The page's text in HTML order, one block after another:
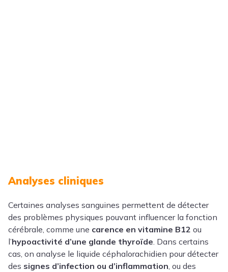
Analyses cliniques
Certaines analyses sanguines permettent de détecter
des problèmes physiques pouvant influencer la fonction
cérébrale, comme une carence en vitamine B12 ou
l’hypoactivité d’une glande thyroïde . Dans certains
cas, on analyse le liquide céphalorachidien pour détecter
des signes d’infection ou d’inflammation , ou des